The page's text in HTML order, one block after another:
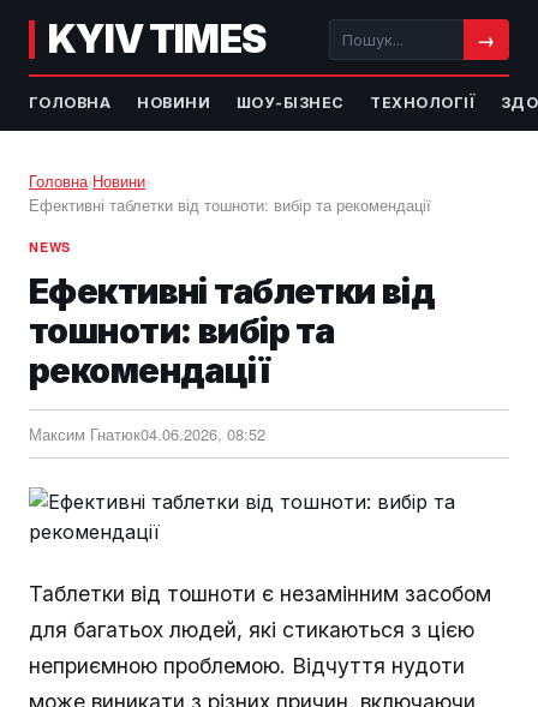
KYIV TIMES →
ГОЛОВНА НОВИНИ ШОУ-БІЗНЕС ТЕХНОЛОГІЇ
Головна›Новини›
Ефективні таблетки від тошноти: вибір та рекомендації
NEWS
Ефективні таблетки від
тошноти: вибір та
рекомендації
Максим Гнатюк04.06.2026, 08:52
Таблетки від тошноти є незамінним засобом
для багатьох людей, які стикаються з цією
неприємною проблемою. Відчуття нудоти
може виникати з різних причин, включаючи